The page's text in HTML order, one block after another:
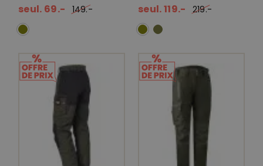
seul. 69.-
149.-
seul. 119.-
219.-